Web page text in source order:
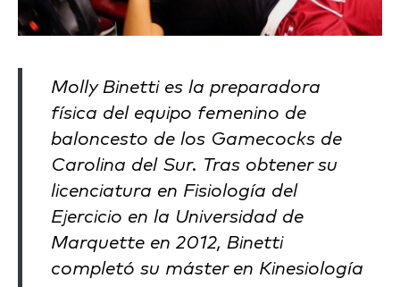
Molly Binetti es la preparadora
física del equipo femenino de
baloncesto de los Gamecocks de
Carolina del Sur. Tras obtener su
licenciatura en Fisiología del
Ejercicio en la Universidad de
Marquette en 2012, Binetti
completó su máster en Kinesiología